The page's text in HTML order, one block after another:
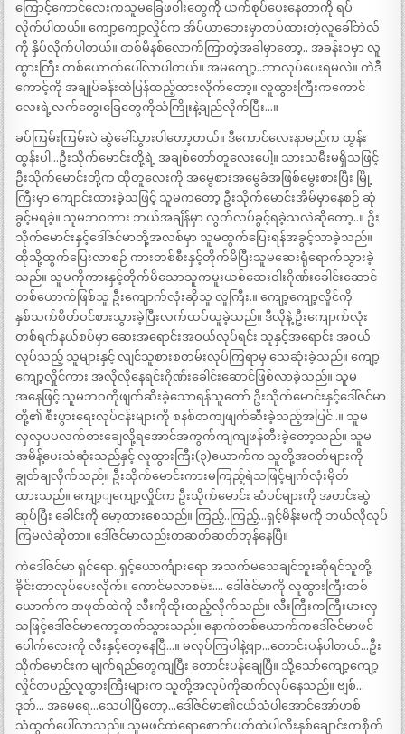
ကြောင့်ကောင်လေးကသူမခြေဖဝါးတွေကို ယက်စုပ်ပေးနေတာကို ရပ်
လိုက်ပါတယ်။ ကျော့ကျော့လှိုင်က အိပ်ယာဘေးမှာတပ်ထားတဲ့လူခေါ်ဘဲလ်
ကို နှိပ်လိုက်ပါတယ်။ တစ်မိနစ်လောက်ကြာတဲ့အခါမှာတော့.. အခန်းဝမှာ လူ
ထွားကြီး တစ်ယောက်ပေါ်လာပါတယ်။ အမကျော့..ဘာလုပ်ပေးရမလဲ။ ကဲဒီ
ကောင့်ကို အချုပ်ခန်းထဲပြန်ထည့်ထားလိုက်တော့။ လူထွားကြီးကကောင်
လေးရဲ့လက်တွေ၊ခြေတွေကိုသံကြိုးနဲ့ချည်လိုက်ပြီး…။
ခပ်ကြမ်းကြမ်းပဲ ဆွဲခေါ်သွားပါတော့တယ်။ ဒီကောင်လေးနာမည်က ထွန်း
ထွန်းပါ…ဦးသိုက်မောင်းတို့ရဲ့ အချစ်တော်တူလေးပေါ့။ သားသမီးမရှိသဖြင့်
ဦးသိုက်မောင်းတို့က ထိုတူလေးကို အမွေစားအမွေခံအဖြစ်မွေးစားပြီး မြို့
ကြီးမှာ ကျောင်းထားခဲ့သဖြင့် သူမကတော့ ဦးသိုက်မောင်းအိမ်မှာနေစဉ် ဆုံ
ခွင့်မရခဲ့။ သူမဘဝကား ဘယ်အချိန်မှာ လွတ်လပ်ခွင့်ရခဲ့သလဲဆိုတော့..။ ဦး
သိုက်မောင်းနှင့်ဒေါ်ဇင်မာတို့အလစ်မှာ သူမထွက်ပြေးရန်အခွင့်သာခဲ့သည်။
ထိုသို့ထွက်ပြေးလာစဉ် ကားတစ်စီးနှင့်တိုက်မိပြီးသူမဆေးရုံရောက်သွားခဲ့
သည်။ သူမကိုကားနှင့်တိုက်မိသောသူကမူးယစ်ဆေးဝါးဂိုဏ်းခေါင်းဆောင်
တစ်ယောက်ဖြစ်သူ ဦးကျောက်လုံးဆိုသူ လူကြီး.။ ကျော့ကျော့လှိုင်ကို
နှစ်သက်စိတ်ဝင်စားသွားခဲ့ပြီးလက်ထပ်ယူခဲ့သည်။ ဒီလိုနဲ့ ဦးကျောက်လုံး
တစ်ရက်နယ်စပ်မှာ ဆေးအရောင်းအဝယ်လုပ်ရင်း သူနှင့်အရောင်း အဝယ်
လုပ်သည့် သူများနှင့် လျင်သူစားစတမ်းလုပ်ကြရာမှ သေဆုံးခဲ့သည်။ ကျော့
ကျော့လှိုင်ကား အလိုလိုနေရင်းဂိုဏ်းခေါင်းဆောင်ဖြစ်လာခဲ့သည်။ သူမ
အနေဖြင့် သူမဘဝကိုဖျက်ဆီးခဲ့သောရန်သူတော် ဦးသိုက်မောင်းနှင့်ဒေါ်ဇင်မာ
တို့၏ စီးပွားရေးလုပ်ငန်းများကို စနစ်တကျဖျက်ဆီးခဲ့သည့်အပြင်..။ သူမ
လှလှပပလက်စားချေလို့ရအောင်အကွက်ကျကျဖန်တီးခဲ့တော့သည်။ သူမ
အမိန့်ပေးသံဆုံးသည်နှင့် လူထွားကြီး(၃)ယောက်က သူတို့အဝတ်များကို
ချွတ်ချလိုက်သည်။ ဦးသိုက်မောင်းကားမကြည့်ရဲသဖြင့်မျက်လုံးမှိတ်
ထားသည်။ ကျော့ျကျော့လှိုင်က ဦးသိုက်မောင်း ဆံပင်များကို အတင်းဆွဲ
ဆုပ်ပြီး ခေါင်းကို မော့ထားစေသည်။ ကြည့်..ကြည့်…ရှင့်မိန်းမကို ဘယ်လိုလုပ်
ကြမလဲဆိုတာ။ ဒေါ်ဇင်မာလည်းတဆတ်ဆတ်တုန်နေပြီ။
ကဲဒေါ်ဇင်မာ ရှင်ရော..ရှင့်ယောင်္ကျားရော အသက်မသေချင်ဘူးဆိုရင်သူတို့
ခိုင်းတာလုပ်ပေးလိုက်။ ကောင်မလာစမ်း…. ဒေါ်ဇင်မာကို လူထွားကြီးတစ်
ယောက်က အဖုတ်ထဲကို လီးကိုထိုးထည့်လိုက်သည်။ လီးကြီးကကြီးမားလှ
သဖြင့်ဒေါ်ဇင်မာကော့တက်သွားသည်။ နောက်တစ်ယောက်ကဒေါ်ဇင်မာဖင်
ပေါက်လေးကို လီးနှင့်တေ့နေပြီ…။ မလုပ်ကြပါနဲ့ဗျာ…တောင်းပန်ပါတယ်…ဦး
သိုက်မောင်းက မျက်ရည်တွေကျပြီး တောင်းပန်ချေပြီ။ သို့သော်ကျော့ကျော့
လှိုင်တပည့်လူထွားကြီးများက သူတို့အလုပ်ကိုဆက်လုပ်နေသည်။ ဗျစ်…
ဒုတ်… အမေရေ…သေပါပြီတော့…ဒေါ်ဇင်မာ၏ငယ်သံပါအောင်အော်ဟစ်
သံထွက်ပေါ်လာသည်။ သူမဖင်ထဲရောစောက်ပတ်ထဲပါလီးနှစ်ချောင်းကစိုက်